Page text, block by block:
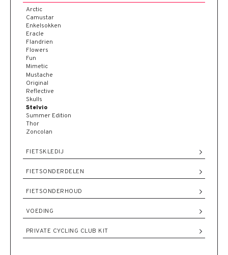
Arctic
Camustar
Enkelsokken
Eracle
Flandrien
Flowers
Fun
Mimetic
Mustache
Original
Reflective
Skulls
Stelvio
Summer Edition
Thor
Zoncolan
FIETSKLEDIJ
FIETSONDERDELEN
FIETSONDERHOUD
VOEDING
PRIVATE CYCLING CLUB KIT